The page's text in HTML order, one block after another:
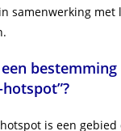
samenwerking met
bestemming
is een